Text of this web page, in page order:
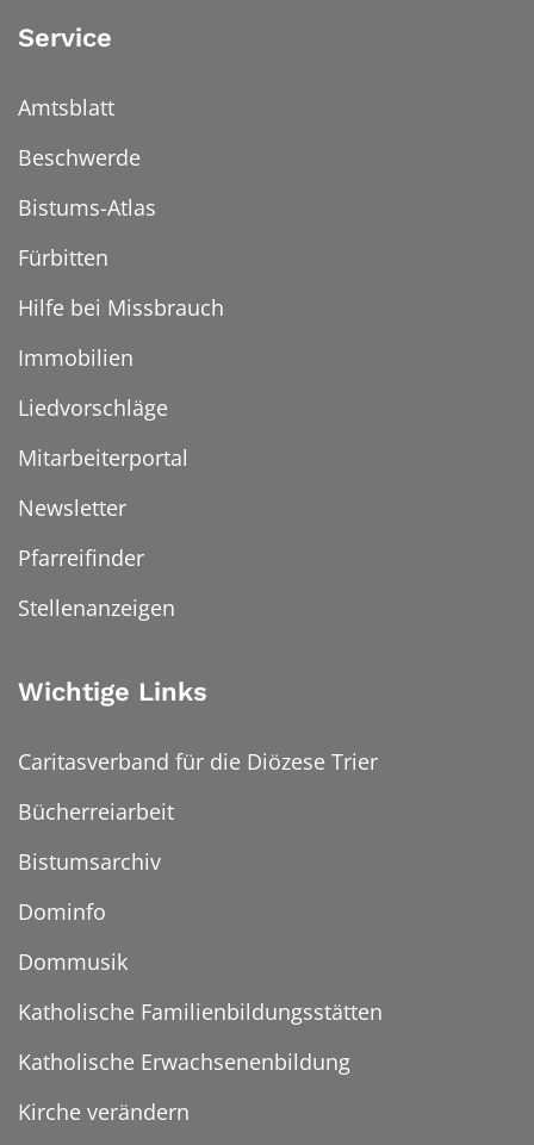
Service
Amtsblatt
Beschwerde
Bistums-Atlas
Fürbitten
Hilfe bei Missbrauch
Immobilien
Liedvorschläge
Mitarbeiterportal
Newsletter
Pfarreifinder
Stellenanzeigen
Wichtige Links
Caritasverband für die Diözese Trier
Bücherreiarbeit
Bistumsarchiv
Dominfo
Dommusik
Katholische Familienbildungsstätten
Katholische Erwachsenenbildung
Kirche verändern